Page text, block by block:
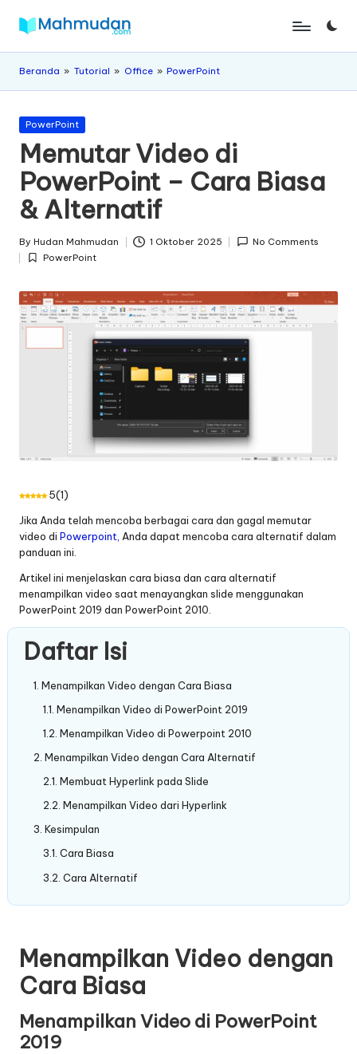
Skip
M
a
m
u
d
a
n
Tanpa
Biaya
Beranda » Tutorial » Office » PowerPoint
Posted
in
PowerPoint
Memutar Video di
PowerPoint – Cara Biasa
& Alternatif
Posted
by
By Hudan Mahmudan 1 Oktober 2025 No Comments
Posted
PowerPoint
5(1)
Jika Anda telah mencoba berbagai cara dan gagal memutar
video di Powerpoint, Anda dapat mencoba cara alternatif dalam
panduan ini.
Artikel ini menjelaskan cara biasa dan cara alternatif
menampilkan video saat menayangkan slide menggunakan
PowerPoint 2019 dan PowerPoint 2010.
Daftar Isi
Menampilkan Video dengan Cara Biasa
Menampilkan Video di PowerPoint 2019
Menampilkan Video di Powerpoint 2010
Menampilkan Video dengan Cara Alternatif
Membuat Hyperlink pada Slide
Menampilkan Video dari Hyperlink
Kesimpulan
Cara Biasa
Cara Alternatif
Menampilkan Video dengan
Cara Biasa
Menampilkan Video di PowerPoint
2019